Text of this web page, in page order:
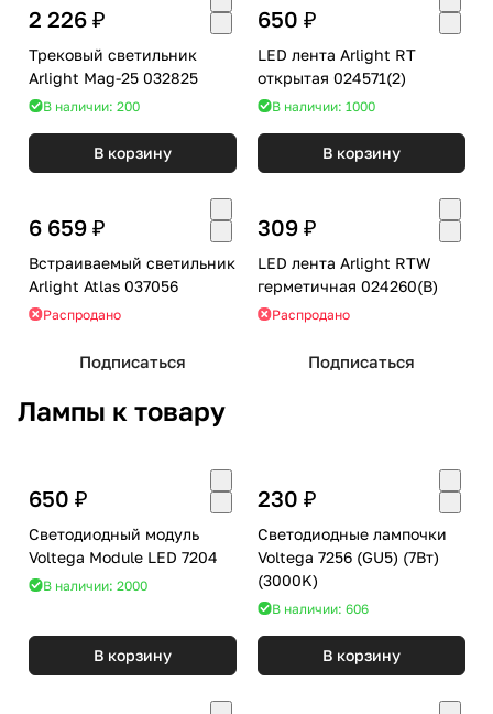
2 226 ₽
Трековый светильник
Arlight Mag-25 032825
В наличии: 200
В корзину
650 ₽
LED лента Arlight RT
открытая 024571(2)
В наличии: 1000
В корзину
6 659 ₽
Встраиваемый светильник
Arlight Atlas 037056
Распродано
Подписаться
309 ₽
LED лента Arlight RTW
герметичная 024260(B)
Распродано
Подписаться
Лампы к товару
650 ₽
Светодиодный модуль
Voltega Module LED 7204
В наличии: 2000
В корзину
230 ₽
Светодиодные лампочки
Voltega 7256 (GU5) (7Вт)
(3000K)
В наличии: 606
В корзину